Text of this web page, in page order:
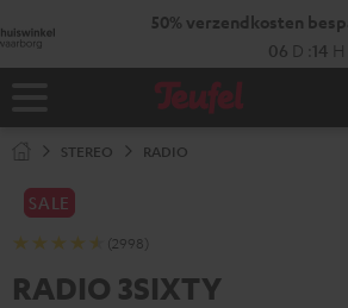
Home
STEREO RADIO
SALE
(2998)
RADIO 3SIXTY